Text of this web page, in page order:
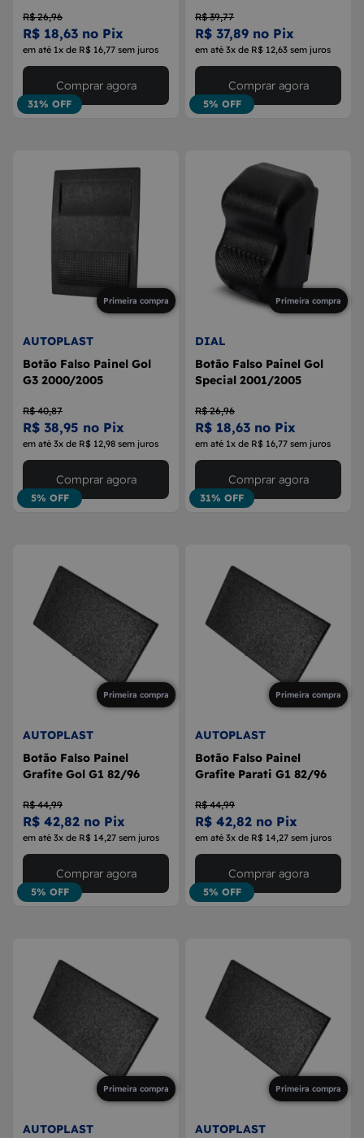
R$ 26,96
R$ 18,63 no Pix
em até 1x de R$ 16,77 sem juros
31% OFF
Comprar agora
R$ 39,77
R$ 37,89 no Pix
em até 3x de R$ 12,63 sem juros
5% OFF
Comprar agora
Primeira compra
AUTOPLAST
Botão Falso Painel Gol
G3 2000/2005
R$ 40,87
R$ 38,95 no Pix
em até 3x de R$ 12,98 sem juros
5% OFF
Comprar agora
Primeira compra
DIAL
Botão Falso Painel Gol
Special 2001/2005
R$ 26,96
R$ 18,63 no Pix
em até 1x de R$ 16,77 sem juros
31% OFF
Comprar agora
Primeira compra
AUTOPLAST
Botão Falso Painel
Grafite Gol G1 82/96
R$ 44,99
R$ 42,82 no Pix
em até 3x de R$ 14,27 sem juros
5% OFF
Comprar agora
Primeira compra
AUTOPLAST
Botão Falso Painel
Grafite Parati G1 82/96
R$ 44,99
R$ 42,82 no Pix
em até 3x de R$ 14,27 sem juros
5% OFF
Comprar agora
Primeira compra
AUTOPLAST
Primeira compra
AUTOPLAST